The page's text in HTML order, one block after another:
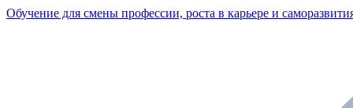
Обучение для смены профессии, роста в карьере и